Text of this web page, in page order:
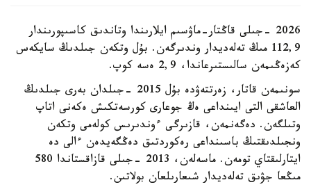
2026 -جىلى قاڭتار-ماۋسىم ايلارىندا وتاندىق كاسىپورىندار
112,9 مىڭ تەلەديدار وندىرگەن. بۇل وتكەن جىلدىڭ سايكەس
كەزەڭىمەن سالىستىرعاندا، 2,9 ەسە كوپ.
سونىمەن قاتار، زەرتتەۋدە بۇل 2015 -جىلدان بەرى جىلدىڭ
العاشقى التى ايىنداعى ەڭ جوعارى كورسەتكىش ەكەنى اتاپ
وتىلگەن. دەگەنمەن، قازىرگى ءوندىرىس كولەمى وتكەن
ونجىلدىقتىڭ باسىنداعى رەكوردتىق دەڭگەيدەن ءالى دە
ايتارلىقتاي تومەن. ماسەلەن، 2013 -جىلى قازاقستاندا 580
مىڭعا جۋىق تەلەديدار شىعارىلعان بولاتىن.